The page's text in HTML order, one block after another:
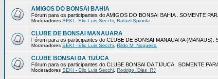
AMIGOS DO BONSAI BAHIA
Fórum para os participantes do AMIGOS DO BONSAI BAHIA . SOMENTE
Moderadores SEKI - Elio Luis Secchi Rafael Spinola
CLUBE DE BONSAI MANAUARA
Fórum para os participantes do CLUBE DE BONSAI MANAUARA (MANAUS).
Moderadores SEKI - Elio Luis Secchi Rildo M. Nogueira
CLUBE BONSAI DA TIJUCA
Fórum para os participantes do CLUBE BONSAI DA TIJUCA . SOMENTE
Moderadores SEKI - Elio Luis Secchi Rodrigo_Dias_RJ